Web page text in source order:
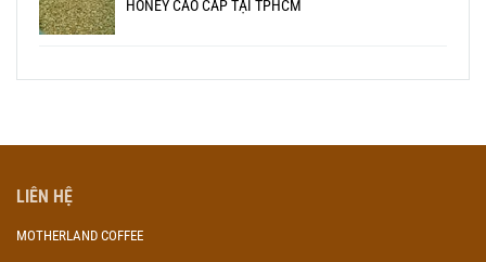
LIÊN HỆ
MOTHERLAND COFFEE
HONEY CAO CẤP TẠI TPHCM